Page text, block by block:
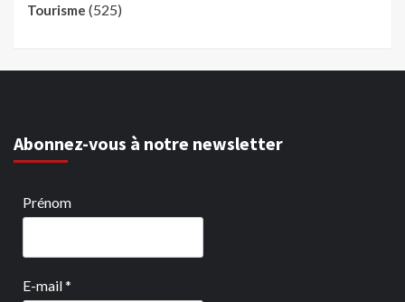
Tourisme (525)
Abonnez-vous à notre newsletter
Prénom
E-mail*